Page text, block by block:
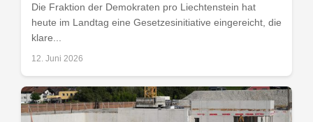
Die Fraktion der Demokraten pro Liechtenstein hat
heute im Landtag eine Gesetzesinitiative eingereicht, die
klare...
12. Juni 2026